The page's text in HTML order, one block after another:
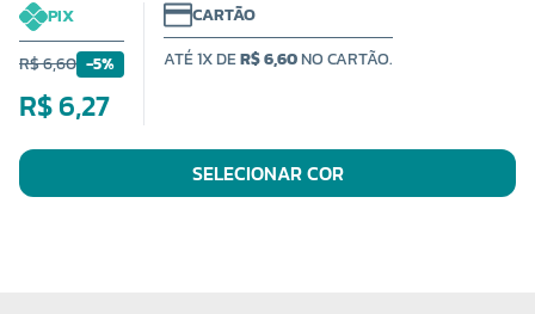
PIX
R$ 6,60 -5%
R$ 6,27
CARTÃO
ATÉ 1X DER$ 6,60NO CARTÃO.
SELECIONAR COR